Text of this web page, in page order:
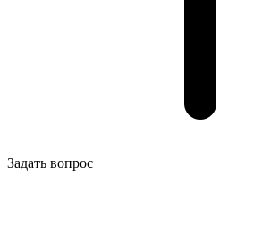
Задать вопрос